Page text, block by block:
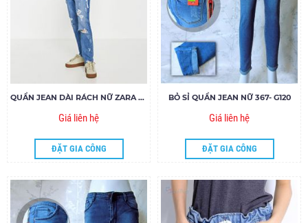
QUẦN JEAN DÀI RÁCH NỮ ZARA 371
Giá liên hệ
ĐẶT GIA CÔNG
BỎ SỈ QUẦN JEAN NỮ 367- G120
Giá liên hệ
ĐẶT GIA CÔNG